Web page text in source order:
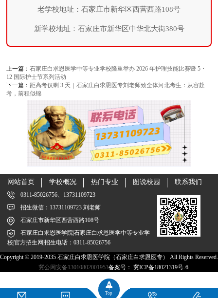
老学校地址：石家庄市新华区西营西路108号
新学校地址：石家庄市新华区中华北大街380号
上一篇：石家庄白求恩医学中等专业学校隆重举办 2026 年护理技能比赛暨 5・
12 国际护士节系列活动
下一篇： 距高考仅剩 3 天｜石家庄白求恩医专刘老师致全体河北考生：从容赴
考，前程似锦
网站首页 学校概况 热门专业 图说校园 联系我们
0311-85026756、13731109723
招生微信：13731109723 刘老师
石家庄市新华区西营西路108号
石家庄白求恩医学院|石家庄白求恩医学中等专业学
校|官方招生网|招生电话：0311-85026756
Copyright © 2019-2035 石家庄白求恩医学院（石家庄白求恩医专） All Rights Reserved.
冀公网安备13010802001953备案号： 冀ICP备18021319号-6
Top